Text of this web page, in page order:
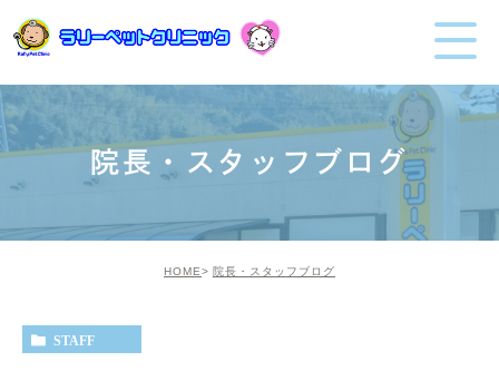
院長・スタッフブログ
HOME 院長・スタッフブログ
STAFF